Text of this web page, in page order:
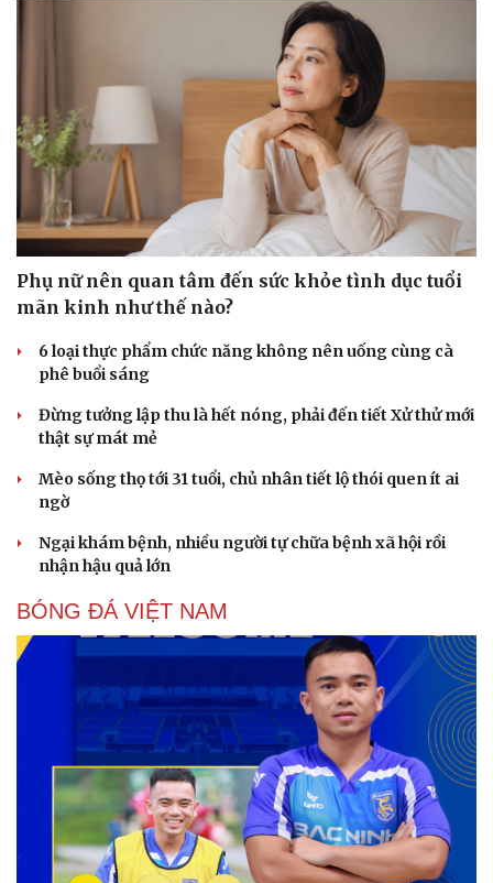
Sức khỏe
Dinh dưỡng - món ngon
Cây thuốc
Sản phụ khoa
Nhi khoa
Nam khoa
Làm đẹp - giảm cân
Phòng mạch online
Đời sống
Blog
Tình yêu - Gia đình
Phụ nữ nên quan tâm đến sức khỏe tình dục tuổi
mãn kinh như thế nào?
6 loại thực phẩm chức năng không nên uống cùng cà
phê buổi sáng
Đừng tưởng lập thu là hết nóng, phải đến tiết Xử thử mới
thật sự mát mẻ
Mèo sống thọ tới 31 tuổi, chủ nhân tiết lộ thói quen ít ai
ngờ
Ngại khám bệnh, nhiều người tự chữa bệnh xã hội rồi
nhận hậu quả lớn
BÓNG ĐÁ VIỆT NAM